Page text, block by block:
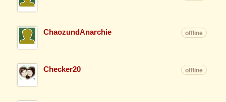
ChaozundAnarchie offline
Checker20 offline